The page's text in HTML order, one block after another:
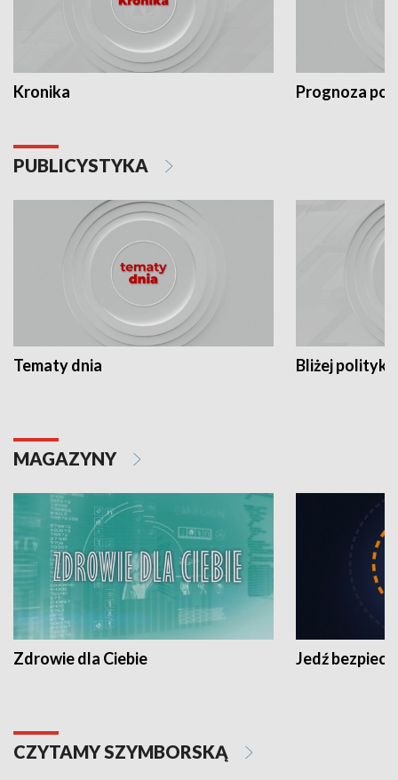
Kronika Prognoza
PUBLICYSTYKA
Tematy dnia Bliżej polityki
MAGAZYNY
Zdrowie dla Ciebie Jedź
CZYTAMY SZYMBORSKĄ